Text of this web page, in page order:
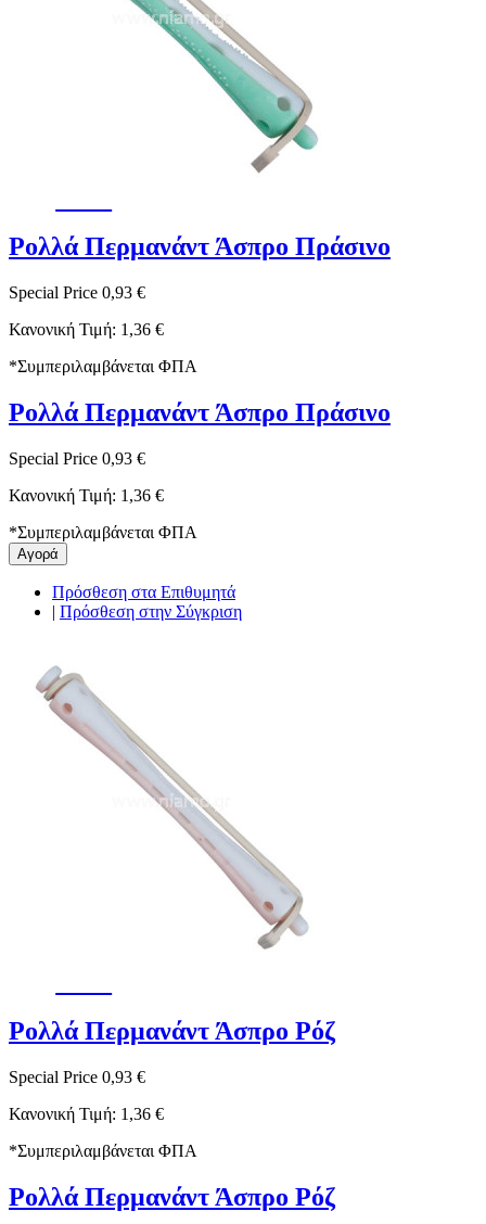
Ρολλά Περμανάντ Άσπρο Πράσινο
Special Price 0,93 €
Κανονική Τιμή: 1,36 €
*Συμπεριλαμβάνεται ΦΠΑ
Ρολλά Περμανάντ Άσπρο Πράσινο
Special Price 0,93 €
Κανονική Τιμή: 1,36 €
*Συμπεριλαμβάνεται ΦΠΑ
Αγορά
Πρόσθεση στα Επιθυμητά
| Πρόσθεση στην Σύγκριση
Ρολλά Περμανάντ Άσπρο Ρόζ
Special Price 0,93 €
Κανονική Τιμή: 1,36 €
*Συμπεριλαμβάνεται ΦΠΑ
Ρολλά Περμανάντ Άσπρο Ρόζ